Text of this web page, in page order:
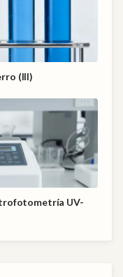
(III)
UV-